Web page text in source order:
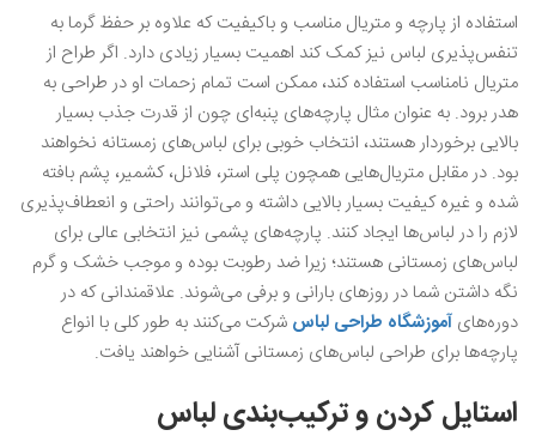
استفاده از پارچه‌ و متریال مناسب و باکیفیت که علاوه بر حفظ گرما به
تنفس‌پذیری لباس نیز کمک کند اهمیت بسیار زیادی دارد. اگر طراح از
متریال نامناسب استفاده کند، ممکن است تمام زحمات او در طراحی به
هدر برود. به عنوان مثال پارچه‌های پنبه‌ای چون از قدرت جذب بسیار
بالایی برخوردار هستند، انتخاب خوبی برای لباس‌های زمستانه نخواهند
بود. در مقابل متریال‌هایی همچون پلی استر، فلانل، کشمیر، پشم بافته
شده و غیره کیفیت بسیار بالایی داشته و می‌توانند راحتی و انعطاف‌پذیری
لازم را در لباس‌ها ایجاد کنند. پارچه‌های پشمی نیز انتخابی عالی برای
لباس‌های زمستانی هستند؛ زیرا ضد رطوبت بوده و موجب خشک و گرم
نگه داشتن شما در روزهای بارانی و برفی می‌شوند. علاقمندانی که در
دوره‌های آموزشگاه طراحی لباس شرکت می‌کنند به طور کلی با انواع
پارچه‌ها برای طراحی لباس‌های زمستانی آشنایی خواهند یافت.
استایل کردن و ترکیب‌بندی لباس